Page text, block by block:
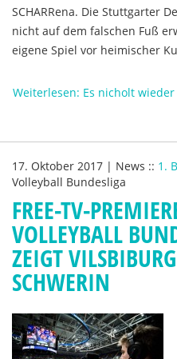
SCHARRena. Die Stuttgarter
nicht auf dem falschen Fuß
eigene Spiel vor heimischer
Weiterlesen: Es nicholt
17. Oktober 2017 | News :: 1.
Volleyball Bundesliga
FREE-TV-
VOLLEYBALL
ZEIGT
SCHWERIN